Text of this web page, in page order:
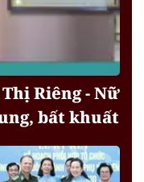
Riêng - Nữ
bất khuất